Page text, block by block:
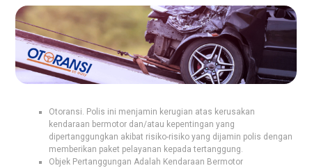
Otoransi. Polis ini menjamin kerugian atas kerusakan
kendaraan bermotor dan/atau kepentingan yang
dipertanggungkan akibat risiko-risiko yang dijamin polis dengan
memberikan paket pelayanan kepada tertanggung.
Objek Pertanggungan Adalah Kendaraan Bermotor